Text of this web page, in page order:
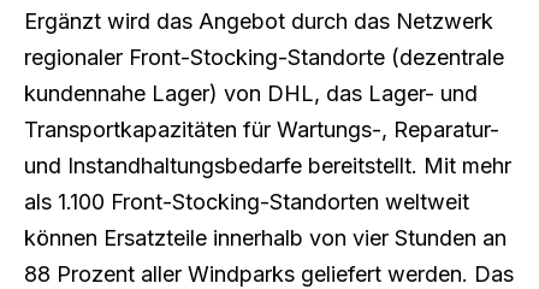
Ergänzt wird das Angebot durch das Netzwerk
regionaler Front-Stocking-Standorte (dezentrale
kundennahe Lager) von DHL, das Lager- und
Transportkapazitäten für Wartungs-, Reparatur-
und Instandhaltungsbedarfe bereitstellt. Mit mehr
als 1.100 Front-Stocking-Standorten weltweit
können Ersatzteile innerhalb von vier Stunden an
88 Prozent aller Windparks geliefert werden. Das